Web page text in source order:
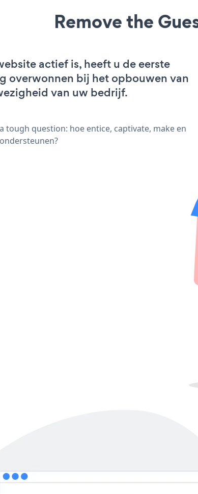
Remove the
actief is, heeft u de eerste
overwonnen bij het opbouwen van
van uw bedrijf.
tough question: hoe entice, captivate, make en